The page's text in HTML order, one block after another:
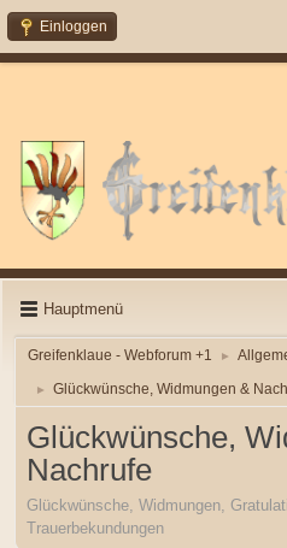
Einloggen
Hauptmenü
Greifenklaue - Webforum +1 ►
► Glückwünsche, Widmungen &
Glückwünsche,
Nachrufe
Glückwünsche, Widmungen,
Trauerbekundungen